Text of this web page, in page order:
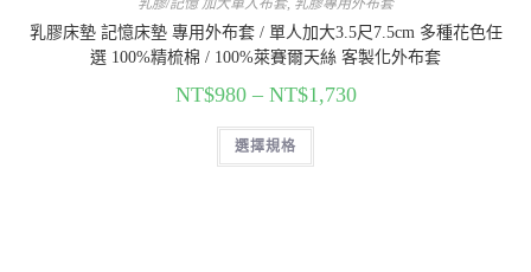
乳膠/記憶 加大單人布套, 乳膠專用外布套
乳膠床墊 記憶床墊 專用外布套 / 單人加大3.5尺7.5cm 多種花色任
選 100%精梳棉 / 100%萊賽爾天絲 客製化外布套
NT$980– NT$1,730
選擇規格